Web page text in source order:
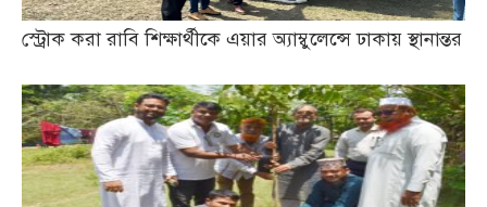
স্ট্রোক করা রাবি শিক্ষার্থীকে এয়ার অ্যাম্বুলেন্সে ঢাকায় স্থানান্তর